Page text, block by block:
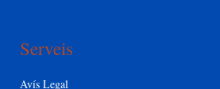
Serveis
Avís Legal